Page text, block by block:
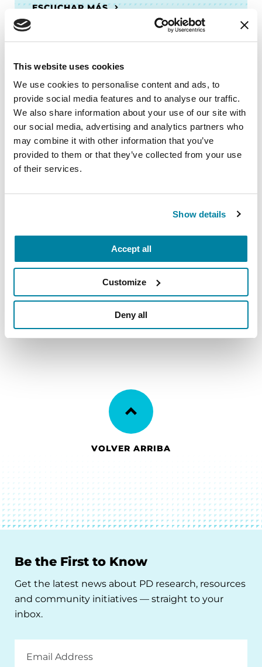
This website uses cookies
We use cookies to personalise content and ads, to
provide social media features and to analyse our traffic.
We also share information about your use of our site with
our social media, advertising and analytics partners who
may combine it with other information that you’ve
provided to them or that they’ve collected from your use
of their services.
Show details
Accept all
Customize
Deny all
ESCUCHAR MÁS
Recursos para cuidadores
ESCUCHAR MÁS
Recursos en español
Descubre nuestros recursos
disponibles en español.
VOLVER ARRIBA
Be the First to Know
Get the latest news about PD research, resources
and community initiatives — straight to your
inbox.
Address